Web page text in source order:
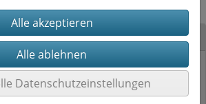
Neu im Shop
Satz SDS-plus 4-schneider (5-teilig, Ø 5-10mm)
Datenschutzeinstellungen